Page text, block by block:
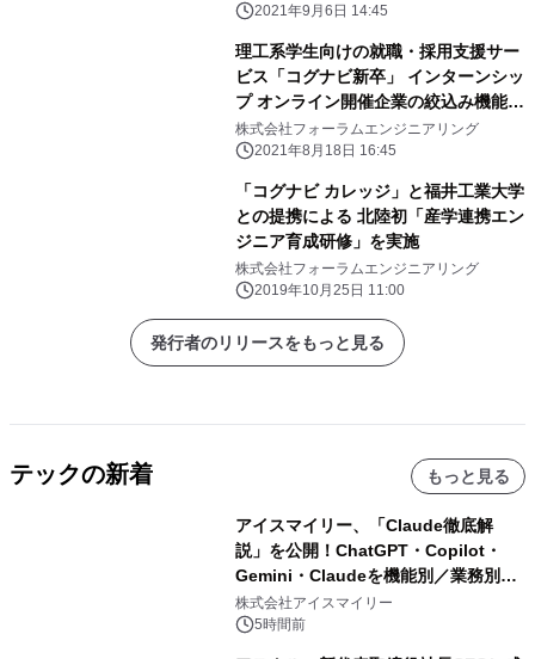
2021年9月6日 14:45
理工系学生向けの就職・採用支援サー
ビス「コグナビ新卒」 インターンシッ
プ オンライン開催企業の絞込み機能を
追加
株式会社フォーラムエンジニアリング
2021年8月18日 16:45
「コグナビ カレッジ」と福井工業大学
との提携による 北陸初「産学連携エン
ジニア育成研修」を実施
株式会社フォーラムエンジニアリング
2019年10月25日 11:00
発行者のリリースをもっと見る
テックの新着 もっと見る
アイスマイリー、「Claude徹底解
説」を公開！ChatGPT・Copilot・
Gemini・Claudeを機能別／業務別に
比較―自社に合う生成AIの選び方がわ
かる実践ガイド
株式会社アイスマイリー
5時間前